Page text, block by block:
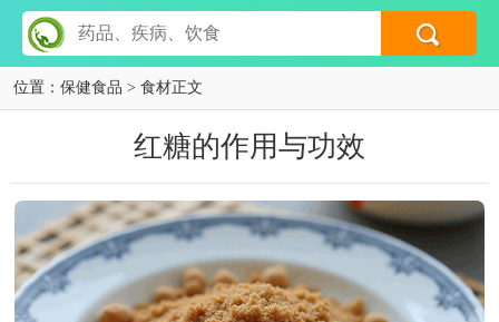
位置： 保健食品 > 食材正文
红糖的作用与功效